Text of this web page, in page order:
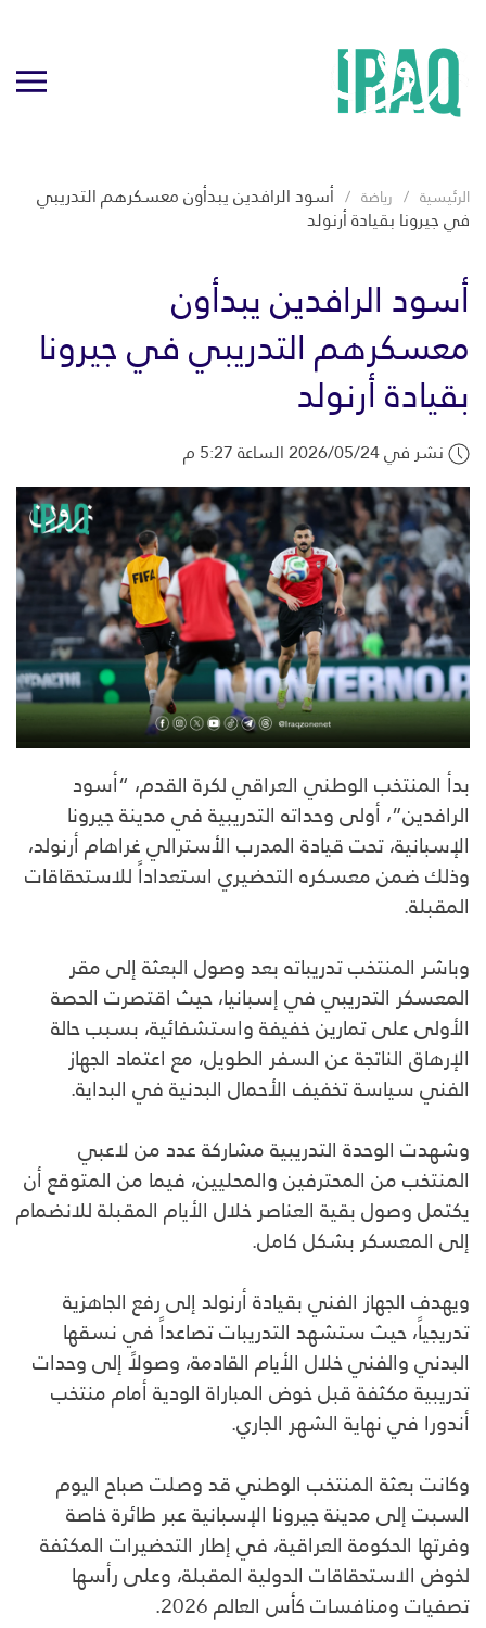
الرئيسية رياضة أسود الرافدين يبدأون معسكرهم التدريبي
في جيرونا بقيادة أرنولد
أسود الرافدين يبدأون
معسكرهم التدريبي في جيرونا
بقيادة أرنولد
نشر في 2026/05/24 الساعة 5:27 م
بدأ المنتخب الوطني العراقي لكرة القدم، “أسود
الرافدين”، أولى وحداته التدريبية في مدينة جيرونا
الإسبانية، تحت قيادة المدرب الأسترالي غراهام أرنولد،
وذلك ضمن معسكره التحضيري استعداداً للاستحقاقات
المقبلة.
وباشر المنتخب تدريباته بعد وصول البعثة إلى مقر
المعسكر التدريبي في إسبانيا، حيث اقتصرت الحصة
الأولى على تمارين خفيفة واستشفائية، بسبب حالة
الإرهاق الناتجة عن السفر الطويل، مع اعتماد الجهاز
الفني سياسة تخفيف الأحمال البدنية في البداية.
وشهدت الوحدة التدريبية مشاركة عدد من لاعبي
المنتخب من المحترفين والمحليين، فيما من المتوقع أن
يكتمل وصول بقية العناصر خلال الأيام المقبلة للانضمام
إلى المعسكر بشكل كامل.
ويهدف الجهاز الفني بقيادة أرنولد إلى رفع الجاهزية
تدريجياً، حيث ستشهد التدريبات تصاعداً في نسقها
البدني والفني خلال الأيام القادمة، وصولاً إلى وحدات
تدريبية مكثفة قبل خوض المباراة الودية أمام منتخب
أندورا في نهاية الشهر الجاري.
وكانت بعثة المنتخب الوطني قد وصلت صباح اليوم
السبت إلى مدينة جيرونا الإسبانية عبر طائرة خاصة
وفرتها الحكومة العراقية، في إطار التحضيرات المكثفة
لخوض الاستحقاقات الدولية المقبلة، وعلى رأسها
تصفيات ومنافسات كأس العالم 2026.